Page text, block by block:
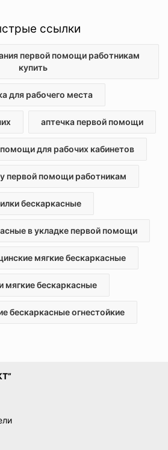
чемоданчик с удобными
первой помощи работникам во
наличию такого комплекта можно
стремится купить
работникам, чтобы выполнить
и есть та самая аптечка для
Аптечка первой помощи ФЭСТ
ситуациях.
имеются носилки медицинские
с травмой. В условиях
где есть риск возгорания,
созданные из не
бескаркасные в укладке
ссылки
первой помощи работникам
купить
для рабочего места
аптечка первой помощи
для рабочих кабинетов
первой помощи работникам
бескаркасные
в укладке первой помощи
мягкие бескаркасные
мягкие бескаркасные
бескаркасные огнестойкие